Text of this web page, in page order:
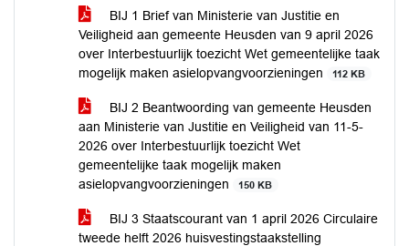
BIJ 1 Brief van Ministerie van Justitie en
Veiligheid aan gemeente Heusden van 9 april 2026
over Interbestuurlijk toezicht Wet gemeentelijke taak
mogelijk maken asielopvangvoorzieningen
112 KB
BIJ 2 Beantwoording van gemeente Heusden
aan Ministerie van Justitie en Veiligheid van 11-5-
2026 over Interbestuurlijk toezicht Wet
gemeentelijke taak mogelijk maken
asielopvangvoorzieningen
150 KB
BIJ 3 Staatscourant van 1 april 2026 Circulaire
tweede helft 2026 huisvestingstaakstelling